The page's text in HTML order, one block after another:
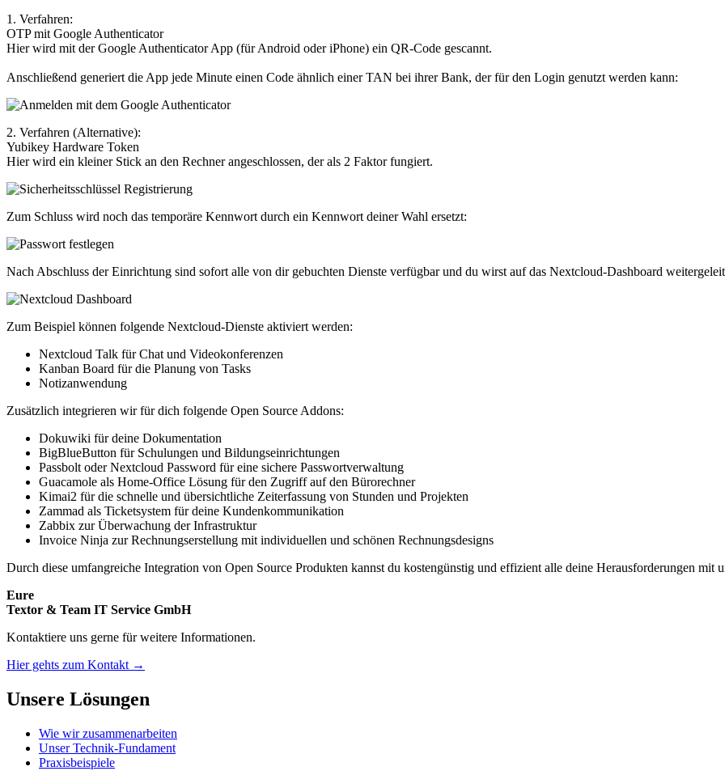
1. Verfahren:
OTP mit Google Authenticator
Hier wird mit der Google Authenticator App (für Android oder iPhone) ein QR-Code gescannt.
Anschließend generiert die App jede Minute einen Code ähnlich einer TAN bei ihrer Bank, der für den Login genutzt werden kann:
2. Verfahren (Alternative):
Yubikey Hardware Token
Hier wird ein kleiner Stick an den Rechner angeschlossen, der als 2 Faktor fungiert.
Zum Schluss wird noch das temporäre Kennwort durch ein Kennwort deiner Wahl ersetzt:
Nach Abschluss der Einrichtung sind sofort alle von dir gebuchten Dienste verfügbar und du wirst auf das Nextcloud-Dashboard
Zum Beispiel können folgende Nextcloud-Dienste aktiviert werden:
Nextcloud Talk für Chat und Videokonferenzen
Kanban Board für die Planung von Tasks
Notizanwendung
Zusätzlich integrieren wir für dich folgende Open Source Addons:
Dokuwiki für deine Dokumentation
BigBlueButton für Schulungen und Bildungseinrichtungen
Passbolt oder Nextcloud Password für eine sichere Passwortverwaltung
Guacamole als Home-Office Lösung für den Zugriff auf den Bürorechner
Kimai2 für die schnelle und übersichtliche Zeiterfassung von Stunden und Projekten
Zammad als Ticketsystem für deine Kundenkommunikation
Zabbix zur Überwachung der Infrastruktur
Invoice Ninja zur Rechnungserstellung mit individuellen und schönen Rechnungsdesigns
Durch diese umfangreiche Integration von Open Source Produkten kannst du kostengünstig und effizient alle deine Herausforderungen mit
Eure
Textor & Team IT Service GmbH
Kontaktiere uns gerne für weitere Informationen.
Hier gehts zum Kontakt →
Unsere Lösungen
Wie wir zusammenarbeiten
Unser Technik-Fundament
Praxisbeispiele